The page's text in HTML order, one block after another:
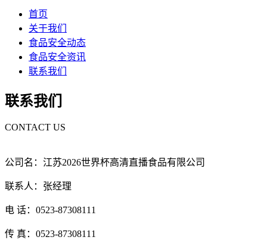
首页
关于我们
食品安全动态
食品安全资讯
联系我们
联系我们
CONTACT US
公司名：江苏2026世界杯高清直播食品有限公司
联系人：张经理
电 话：0523-87308111
传 真：0523-87308111